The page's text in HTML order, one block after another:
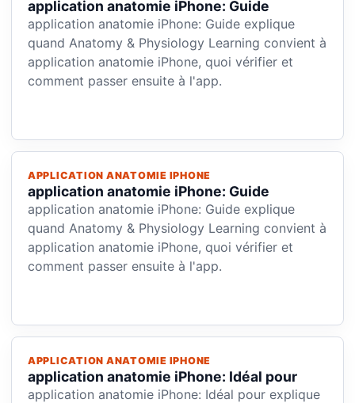
application anatomie iPhone: Guide
application anatomie iPhone: Guide explique
quand Anatomy & Physiology Learning convient à
application anatomie iPhone, quoi vérifier et
comment passer ensuite à l'app.
APPLICATION ANATOMIE IPHONE
application anatomie iPhone: Guide
application anatomie iPhone: Guide explique
quand Anatomy & Physiology Learning convient à
application anatomie iPhone, quoi vérifier et
comment passer ensuite à l'app.
APPLICATION ANATOMIE IPHONE
application anatomie iPhone: Idéal pour
application anatomie iPhone: Idéal pour explique